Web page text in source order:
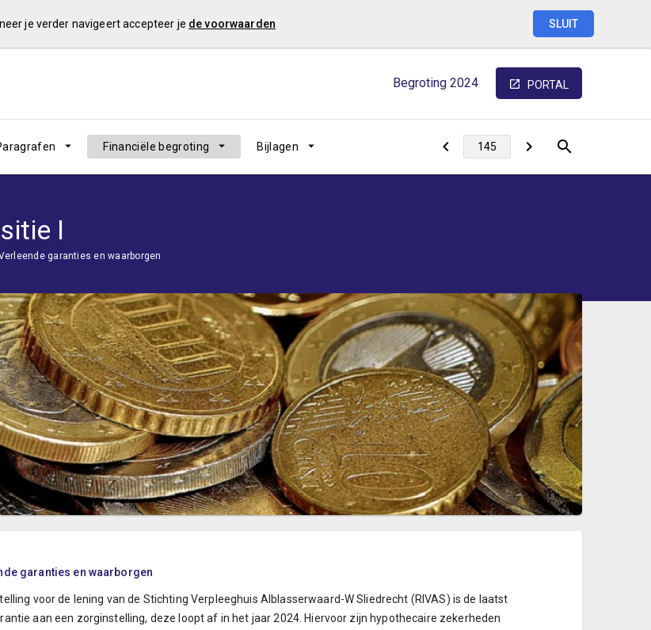
je verder navigeert accepteer je de voorwaarden SLUIT
Begroting 2024 PORTAL
Financiële begroting Bijlagen
I
garanties en waarborgen
garanties en waarborgen
voor de lening van de Stichting Verpleeghuis Alblasserwaard-W Sliedrecht (RIVAS) is de laatst
aan een zorginstelling, deze loopt af in het jaar 2024. Hiervoor zijn hypothecaire zekerheden